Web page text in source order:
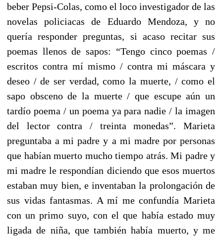
beber Pepsi-Colas, como el loco investigador de las
novelas policiacas de Eduardo Mendoza, y no
quería responder preguntas, si acaso recitar sus
poemas llenos de sapos: “Tengo cinco poemas /
escritos contra mí mismo / contra mi máscara y
deseo / de ser verdad, como la muerte, / como el
sapo obsceno de la muerte / que escupe aún un
tardío poema / un poema ya para nadie / la imagen
del lector contra / treinta monedas”. Marieta
preguntaba a mi padre y a mi madre por personas
que habían muerto mucho tiempo atrás. Mi padre y
mi madre le respondían diciendo que esos muertos
estaban muy bien, e inventaban la prolongación de
sus vidas fantasmas. A mí me confundía Marieta
con un primo suyo, con el que había estado muy
ligada de niña, que también había muerto, y me